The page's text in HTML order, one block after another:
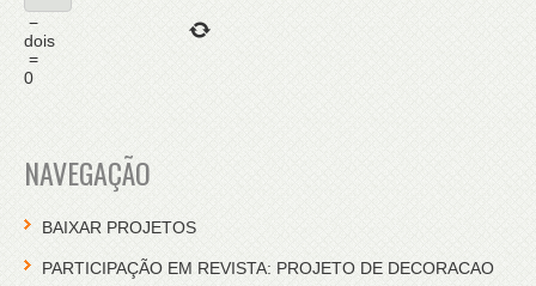
−
dois
=
0
NAVEGAÇÃO
BAIXAR PROJETOS
PARTICIPAÇÃO EM REVISTA: PROJETO DE DECORACAO